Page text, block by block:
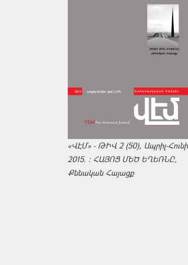
«ՎԷՄ» - ԹԻՎ 2 (50), Ապրիլ-
2015. : ՀԱՅՈՑ ՄԵԾ ԵՂԵՌՆԸ,
Քննական Հայացք